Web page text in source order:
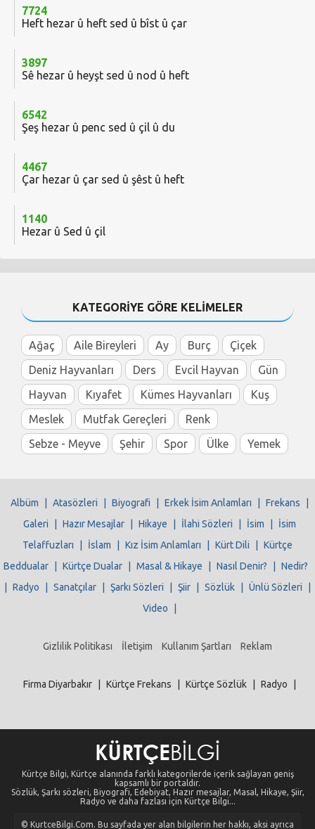
7724
Heft hezar û heft sed û bîst û çar
3897
Sê hezar û heyşt sed û nod û heft
6542
Şeş hezar û penc sed û çil û du
4467
Çar hezar û çar sed û şêst û heft
1140
Hezar û Sed û çil
KATEGORİYE GÖRE KELİMELER
Ağaç Aile Bireyleri Ay Burç
Çiçek
Deniz Hayvanları
Ders Evcil Hayvan
Gün
Hayvan
Kıyafet Kümes Hayvanları
Kuş
Meslek
Mutfak Gereçleri
Renk
Sebze - Meyve
Şehir Spor Ülke Yemek
Albüm Atasözleri Biyografi Erkek İsim Anlamları Frekans
Galeri
Hazır Mesajlar Hikaye İlahi Sözleri İsim
İsim
Telaffuzları
İslam Kız İsim Anlamları Kürt Dili
Kürtçe
Beddualar
Kürtçe Dualar Masal & Hikaye Nasıl Denir?
Nedir?
Radyo Sanatçılar Şarkı Sözleri Şiir Sözlük Ünlü Sözleri
Video
Gizlilik Politikası İletişim Kullanım Şartları Reklam
Firma Diyarbakır Kürtçe Frekans Kürtçe Sözlük Radyo
Kürtçe Bilgi, Kürtçe alanında farklı kategorilerde içerik sağlayan geniş
kapsamlı bir portaldır.
Sözlük, Şarkı sözleri, Biyografi, Edebiyat, Hazır mesajlar, Masal, Hikaye, Şiir,
Radyo ve daha fazlası için Kürtçe Bilgi...
© KurtceBilgi.Com. Bu sayfada yer alan bilgilerin her hakkı, aksi ayrıca